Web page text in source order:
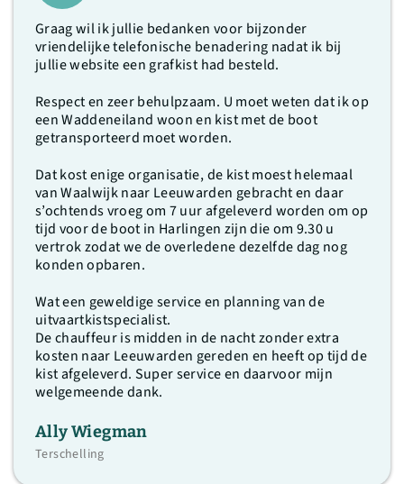
Graag wil ik jullie bedanken voor bijzonder
vriendelijke telefonische benadering nadat ik bij
jullie website een grafkist had besteld.
Respect en zeer behulpzaam. U moet weten dat ik op
een Waddeneiland woon en kist met de boot
getransporteerd moet worden.
Dat kost enige organisatie, de kist moest helemaal
van Waalwijk naar Leeuwarden gebracht en daar
s’ochtends vroeg om 7 uur afgeleverd worden om op
tijd voor de boot in Harlingen zijn die om 9.30 u
vertrok zodat we de overledene dezelfde dag nog
konden opbaren.
Wat een geweldige service en planning van de
uitvaartkistspecialist.
De chauffeur is midden in de nacht zonder extra
kosten naar Leeuwarden gereden en heeft op tijd de
kist afgeleverd. Super service en daarvoor mijn
welgemeende dank.
Ally Wiegman
Terschelling